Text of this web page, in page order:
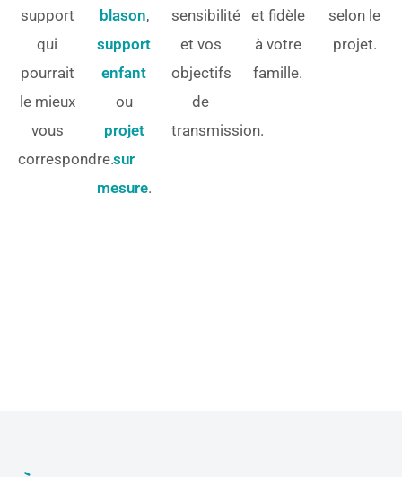
support
qui
pourrait
le mieux
vous
correspondre.
blason,
support
enfant
ou
projet
sur
mesure.
sensibilité
et vos
objectifs
de
transmission.
et fidèle
à votre
famille.
selon le
projet.